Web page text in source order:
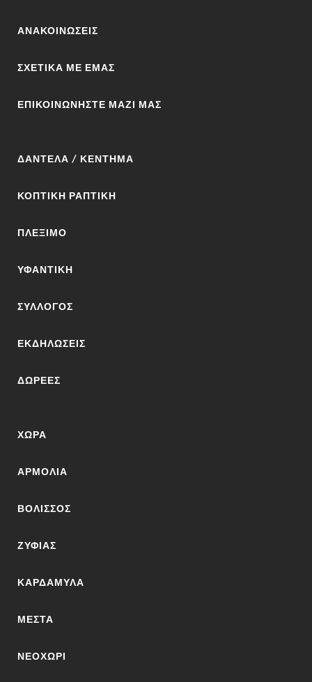
ΑΝΑΚΟΙΝΩΣΕΙΣ
ΣΧΕΤΙΚΆ ΜΕ ΕΜΆΣ
ΕΠΙΚΟΙΝΩΝΉΣΤΕ ΜΑΖΊ ΜΑΣ
ΔΑΝΤΈΛΑ / ΚΈΝΤΗΜΑ
ΚΟΠΤΙΚΉ ΡΑΠΤΙΚΉ
ΠΛΈΞΙΜΟ
ΥΦΑΝΤΙΚΉ
ΣΎΛΛΟΓΟΣ
ΕΚΔΗΛΏΣΕΙΣ
ΔΩΡΕΈΣ
ΧΏΡΑ
ΑΡΜΌΛΙΑ
ΒΟΛΙΣΣΌΣ
ΖΥΦΙΆΣ
ΚΑΡΔΆΜΥΛΑ
ΜΕΣΤΆ
ΝΕΟΧΏΡΙ